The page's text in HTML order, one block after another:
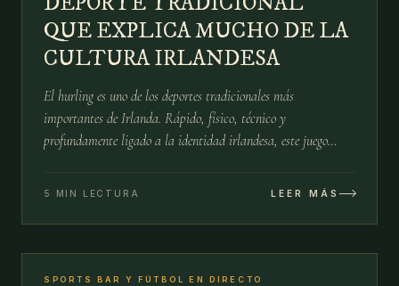
QUE EXPLICA MUCHO DE LA
CULTURA IRLANDESA
El hurling es uno de los deportes tradicionales más
importantes de Irlanda. Rápido, físico, técnico y
profundamente ligado a la identidad irlandesa, este juego
5 MIN LECTURA LEER MÁS
15 ABR
SPORTS BAR Y FÚTBOL EN DIRECTO